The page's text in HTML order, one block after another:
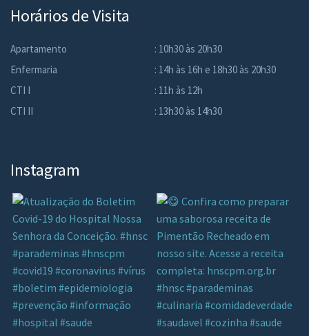
Horários de Visita
Apartamento
: 10h30 às 20h30
Enfermaria
: 14h às 16h e 18h30 às 20h30
CTI I
: 11h às 12h
CTI II
: 13h30 às 14h30
Instagram